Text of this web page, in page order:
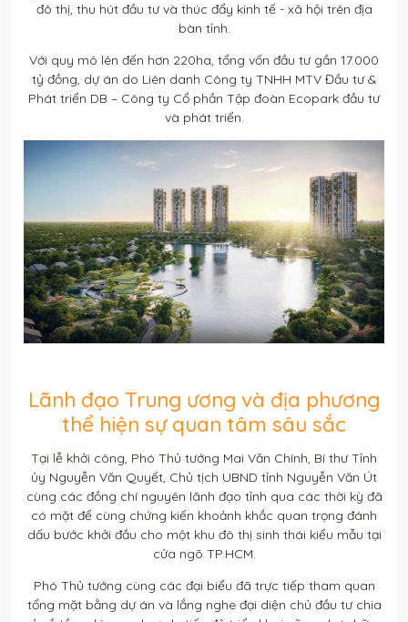
đô thị, thu hút đầu tư và thúc đẩy kinh tế - xã hội trên địa
bàn tỉnh.
Với quy mô lên đến hơn 220ha, tổng vốn đầu tư gần 17.000
tỷ đồng, dự án do Liên danh Công ty TNHH MTV Đầu tư &
Phát triển DB – Công ty Cổ phần Tập đoàn Ecopark đầu tư
và phát triển.
Lãnh đạo Trung ương và địa phương
thể hiện sự quan tâm sâu sắc
Tại lễ khởi công, Phó Thủ tướng Mai Văn Chính, Bí thư Tỉnh
ủy Nguyễn Văn Quyết, Chủ tịch UBND tỉnh Nguyễn Văn Út
cùng các đồng chí nguyên lãnh đạo tỉnh qua các thời kỳ đã
có mặt để cùng chứng kiến khoảnh khắc quan trọng đánh
dấu bước khởi đầu cho một khu đô thị sinh thái kiểu mẫu tại
cửa ngõ TP.HCM.
Phó Thủ tướng cùng các đại biểu đã trực tiếp tham quan
tổng mặt bằng dự án và lắng nghe đại diện chủ đầu tư chia